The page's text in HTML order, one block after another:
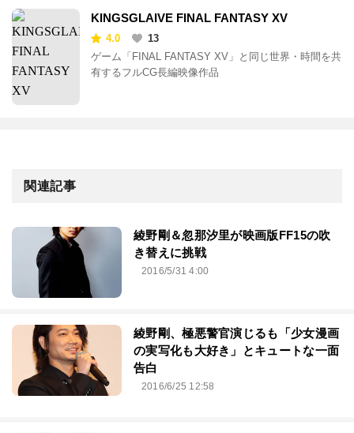
KINGSGLAIVE FINAL FANTASY XV
4.0
13
ゲーム「FINAL FANTASY XV」と同じ世界・時間を共
有するフルCG長編映像作品
関連記事
綾野剛＆忽那汐里が映画版FF15の吹
き替えに挑戦
2016/5/31 4:00
綾野剛、極悪警官演じるも「少女漫画
の実写化も大好き」とキュートな一面
告白
2016/6/25 12:58